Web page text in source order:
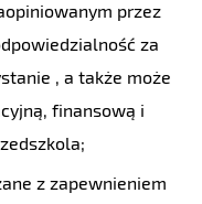
przez
za
, a także może
finansową i
z zapewnieniem